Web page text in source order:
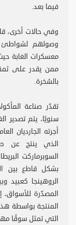
فيما بعد.
وفي حالات أخرى،
وصولهم لشواطئ
معسكرات الغابة
ممن يقدر على
بالسُخرة.
سنويًا، يتم تصدير
أجرته الجارديان
الذي ينتج عن
السوبرماركت
بشكل قاطع بين
الروهينجا كعبيد
المصدّرة
المنتجة بواسطة
التي تمثل سوقًا